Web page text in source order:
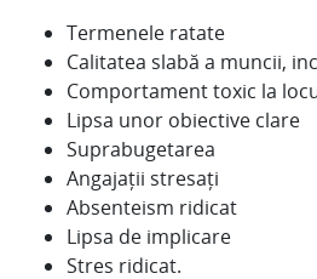
Termenele ratate
Calitatea slabă a muncii,
Comportament toxic la
Lipsa unor obiective clare
Suprabugetarea
Angajații stresați
Absenteism ridicat
Lipsa de implicare
Stres ridicat.